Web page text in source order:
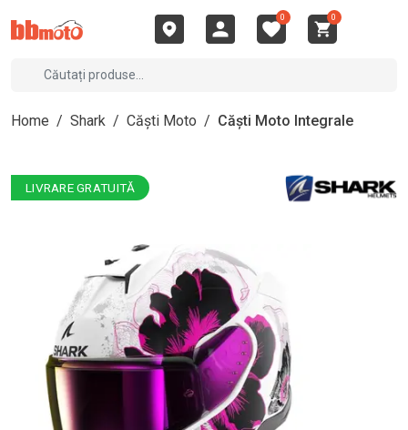
0 0
Home / Shark / Căști Moto / Căști Moto Integrale
LIVRARE GRATUITĂ